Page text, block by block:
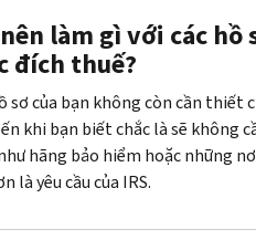
làm gì với các
đích thuế?
sơ của bạn không còn cần thiết
khi bạn biết chắc là sẽ không
hãng bảo hiểm hoặc những
là yêu cầu của IRS.